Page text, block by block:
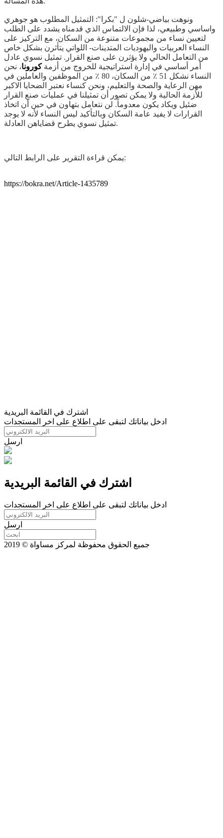
ونوهت بياضي-شلون ل "بكرا": التمثيل المطلوب هو جوهري
واساسي وطبيعي، لذا فإن الالتماس الذي قدمناه يشدد على الطلب
لتعيين نساء من مجموعات متنوعة من السكان، مع التركيز على
النساء العربيات واليهوديات المتدينات- اللواتي يتأثرن بشكل خاص
من التعامل الحالي ولا يؤثرن على صنع القرار. تمثيل نسوي عادل
أمر أساسي في إدارة استراتيجية للخروج من أزمةكورونا، نحن
النساء نشكل 51 ٪ من السكان، 80 ٪ من الموظفين والعاملين في
مهن الرعاية والصحة والتعليم، ونحن كنساء نعتبر الضحايا الاكبر
للأزمة الحالية ولا يمكن تصور أن تمثيلنا في عمليات صنع القرار
ضئيل ويكاد يكون معدوماً. لن نتعامل بتهاون في حين أن اتخاذ
القرارات لا يفيد عامة السكان وبالتأكيد ليس النساء لأنه لا يوجد
تمثيل نسوي يطرح قضاياهن العادلة.
يمكن قراءة التقرير على الرابط التالي:
https://bokra.net/Article-1435789
اشترك في القائمة البريدية
ادخل بياناتك لتبقى على اطلاع على اخر المستجدات
ارسل
اشترك في القائمة البريدية
ادخل بياناتك لتبقى على اطلاع على اخر المستجدات
ارسل
جميع الحقوق محفوظة لمركز مساواة © 2019